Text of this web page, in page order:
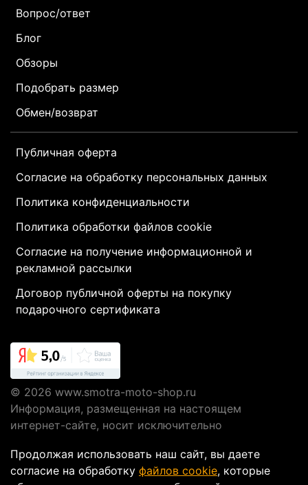
Вопрос/ответ
Блог
Обзоры
Подобрать размер
Обмен/возврат
Публичная оферта
Согласие на обработку персональных данных
Политика конфиденциальности
Политика обработки файлов cookie
Согласие на получение информационной и
рекламной рассылки
Договор публичной оферты на покупку
подарочного сертификата
© 2026 www.smotra-moto-shop.ru
Информация, размещенная на настоящем
интернет-сайте, носит исключительно
публичной офертой, определяемой положениями
Статьи 437 ГК РФ.
Продолжая использовать наш сайт, вы даете
согласие на обработку файлов cookie, которые